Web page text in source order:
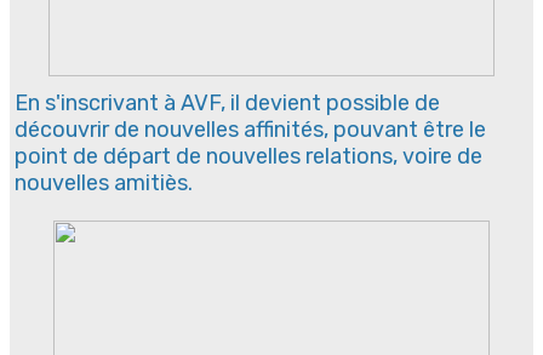
En s'inscrivant à AVF, il devient possible de
découvrir de nouvelles affinités, pouvant être le
point de départ de nouvelles relations, voire de
nouvelles amitiès.